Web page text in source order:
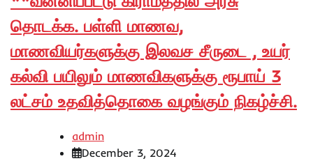
தொடக்க. பள்ளி மாணவ,
மாணவியர்களுக்கு இலவச சீருடை , உயர்
கல்வி பயிலும் மாணவிகளுக்கு ரூபாய் 3
லட்சம் உதவித்தொகை வழங்கும் நிகழ்ச்சி.
admin
December 3, 2024